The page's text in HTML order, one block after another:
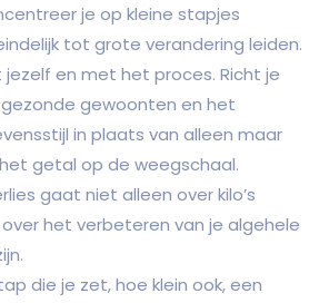
je op kleine stapjes
tot grote verandering leiden.
en met het proces. Richt je
gewoonten en het
in plaats van alleen maar
getal op de weegschaal.
gaat niet alleen over kilo’s
het verbeteren van je algehele
die je zet, hoe klein ook, een